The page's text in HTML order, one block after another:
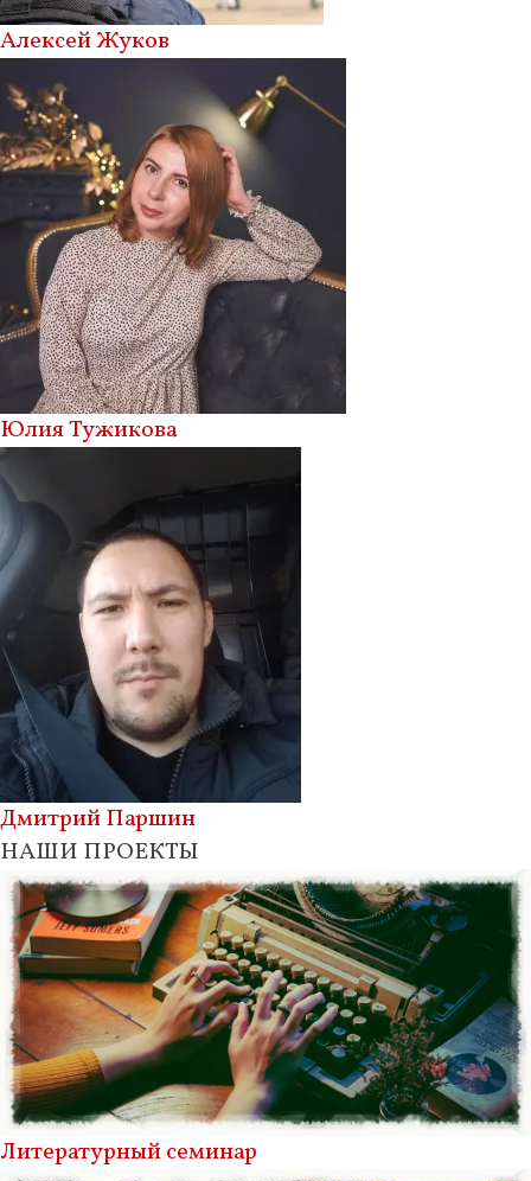
Алексей Жуков
Юлия Тужикова
Дмитрий Паршин
НАШИ ПРОЕКТЫ
Литературный семинар